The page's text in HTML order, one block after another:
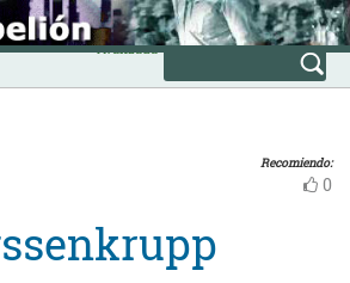
Avanzada
Recomiendo:
0